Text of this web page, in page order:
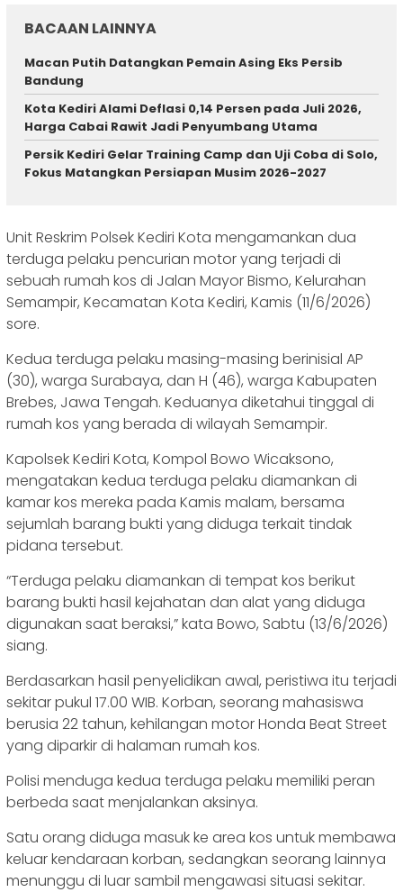
BACAAN LAINNYA
Macan Putih Datangkan Pemain Asing Eks Persib
Bandung
Kota Kediri Alami Deflasi 0,14 Persen pada Juli 2026,
Harga Cabai Rawit Jadi Penyumbang Utama
Persik Kediri Gelar Training Camp dan Uji Coba di Solo,
Fokus Matangkan Persiapan Musim 2026-2027
‎‎Unit Reskrim Polsek Kediri Kota mengamankan dua
terduga pelaku pencurian motor yang terjadi di
sebuah rumah kos di Jalan Mayor Bismo, Kelurahan
Semampir, Kecamatan Kota Kediri, Kamis (11/6/2026)
sore.
‎Kedua terduga pelaku masing-masing berinisial AP
(30), warga Surabaya, dan H (46), warga Kabupaten
Brebes, Jawa Tengah. Keduanya diketahui tinggal di
rumah kos yang berada di wilayah Semampir.
‎Kapolsek Kediri Kota, Kompol Bowo Wicaksono,
mengatakan kedua terduga pelaku diamankan di
kamar kos mereka pada Kamis malam, bersama
sejumlah barang bukti yang diduga terkait tindak
pidana tersebut.
‎“Terduga pelaku diamankan di tempat kos berikut
barang bukti hasil kejahatan dan alat yang diduga
digunakan saat beraksi,” kata Bowo, Sabtu (13/6/2026)
siang.
‎‎Berdasarkan hasil penyelidikan awal, peristiwa itu terjadi
sekitar pukul 17.00 WIB. Korban, seorang mahasiswa
berusia 22 tahun, kehilangan motor Honda Beat Street
yang diparkir di halaman rumah kos.
‎Polisi menduga kedua terduga pelaku memiliki peran
berbeda saat menjalankan aksinya.
Satu orang diduga masuk ke area kos untuk membawa
keluar kendaraan korban, sedangkan seorang lainnya
menunggu di luar sambil mengawasi situasi sekitar.